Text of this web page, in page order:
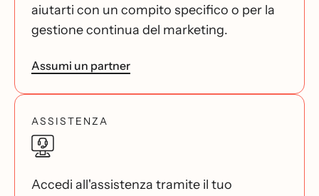
aiutarti con un compito specifico o per la
gestione continua del marketing.
Assumi un partner
ASSISTENZA
Accedi all'assistenza tramite il tuo